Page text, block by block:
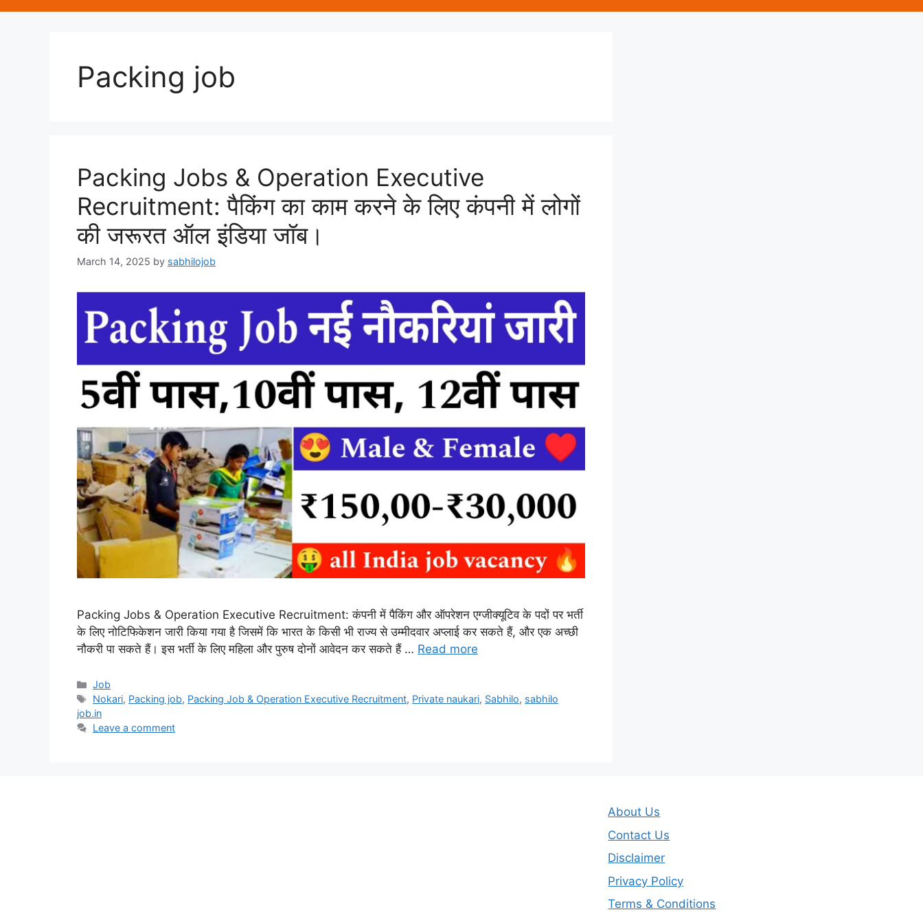
Packing job
Packing Jobs & Operation Executive
Recruitment: पैकिंग का काम करने के लिए कंपनी में लोगों
की जरूरत ऑल इंडिया जॉब।
March 14, 2025 by sabhilojob
Packing Jobs & Operation Executive Recruitment: कंपनी में पैकिंग और ऑपरेशन एग्जीक्यूटिव के पदों पर भर्ती
के लिए नोटिफिकेशन जारी किया गया है जिसमें कि भारत के किसी भी राज्य से उम्मीदवार अप्लाई कर सकते हैं, और एक अच्छी
नौकरी पा सकते हैं। इस भर्ती के लिए महिला और पुरुष दोनों आवेदन कर सकते हैं … Read more
Categories
Job
Tags
Nokari, Packing job, Packing Job & Operation Executive Recruitment, Private naukari, Sabhilo, sabhilo
job.in
Leave a comment
About Us
Contact Us
Disclaimer
Privacy Policy
Terms & Conditions